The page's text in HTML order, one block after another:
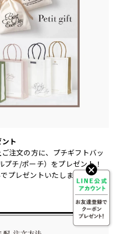
ト
注文の方に、プチギフトバッ
チ/ポーチ）をプレゼント！
プレゼントいたします。